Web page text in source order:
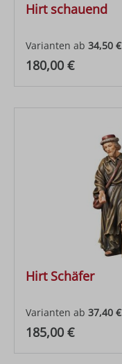
Hirt schauend
Varianten ab 34,50 €
Regulärer Preis:
180,00 €
Hirt Schäfer
Varianten ab 37,40 €
Regulärer Preis:
185,00 €